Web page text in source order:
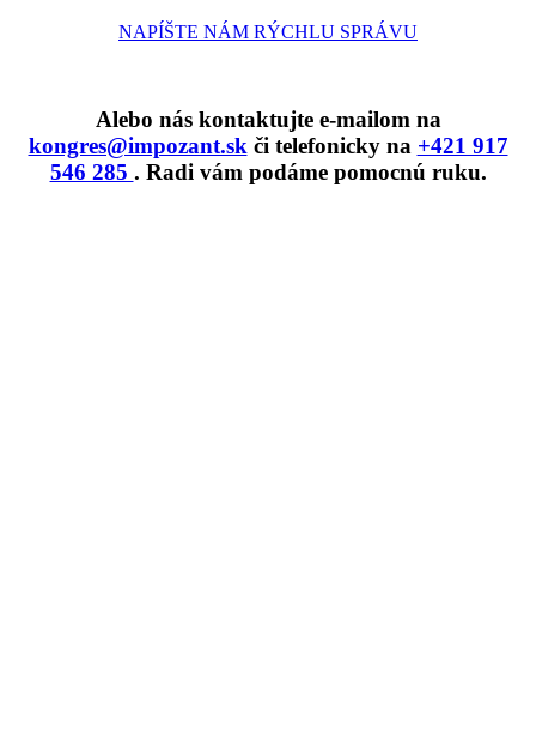
NAPÍŠTE NÁM RÝCHLU SPRÁVU
Alebo nás kontaktujte e-mailom na
kongres@impozant.sk či telefonicky na +421 917
546 285 . Radi vám podáme pomocnú ruku.